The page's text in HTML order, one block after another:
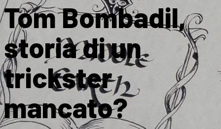
Tom Bombadil,
storia di un
trickster
mancato?